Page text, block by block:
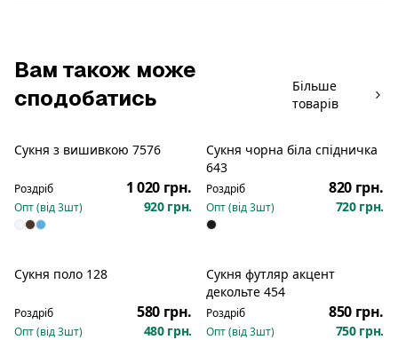
Вам також може
сподобатись
Більше
товарів
Сукня з вишивкою 7576
Роздріб 1 020 грн.
Опт (від3шт) 920 грн.
Новинка
Сукня чорна біла спідничка
643
Роздріб 820 грн.
Опт (від3шт) 720 грн.
Сукня поло 128
Роздріб 580 грн.
Опт (від3шт) 480 грн.
Новинка
Сукня футляр акцент
декольте 454
Роздріб 850 грн.
Опт (від3шт) 750 грн.